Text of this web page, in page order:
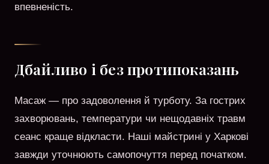
впевненість.
Дбайливо і без протипоказань
Масаж — про задоволення й турботу. За гострих
захворювань, температури чи нещодавніх травм
сеанс краще відкласти. Наші майстрині у Харкові
завжди уточнюють самопочуття перед початком.